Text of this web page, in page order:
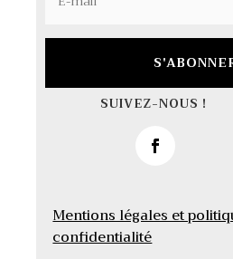
SUIVEZ-NOUS !
Mentions légales et
confidentialité